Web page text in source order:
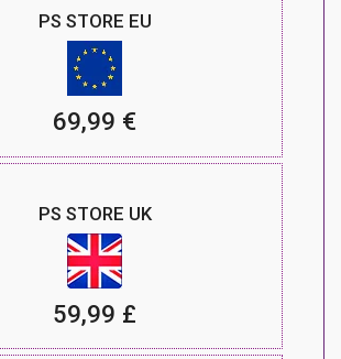
PS STORE EU
69,99 €
PS STORE UK
59,99 £